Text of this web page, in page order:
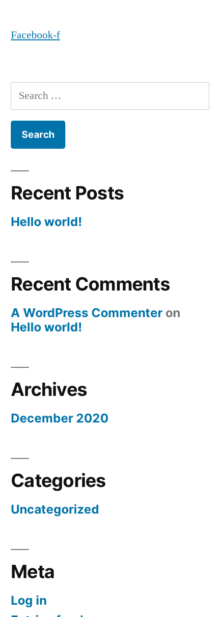
Facebook-f
Search
for:
Recent Posts
Hello world!
Recent Comments
A WordPress Commenter on
Hello world!
Archives
December 2020
Categories
Uncategorized
Meta
Log in